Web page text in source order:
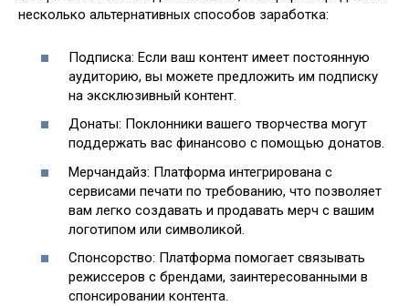
несколько альтернативных способов заработка:
Подписка: Если ваш контент имеет постоянную
аудиторию, вы можете предложить им подписку
на эксклюзивный контент.
Донаты: Поклонники вашего творчества могут
поддержать вас финансово с помощью донатов.
Мерчандайз: Платформа интегрирована с
сервисами печати по требованию, что позволяет
вам легко создавать и продавать мерч с вашим
логотипом или символикой.
Спонсорство: Платформа помогает связывать
режиссеров с брендами, заинтересованными в
спонсировании контента.